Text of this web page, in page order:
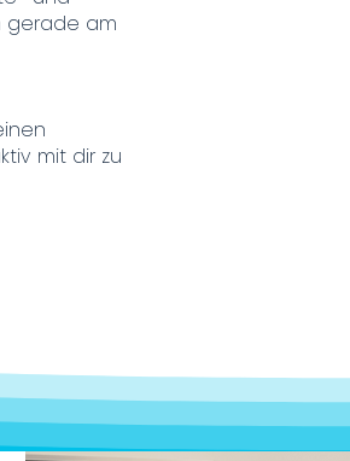
gerade am
mit dir zu